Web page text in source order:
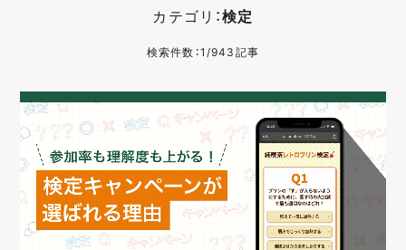
カテゴリ：検定
検索件数：1/943記事